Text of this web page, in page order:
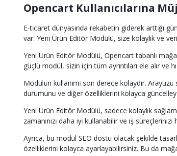
Opencart Kullanıcılarına
E-ticaret dünyasında rekabetin giderek arttığı
var: Yeni Ürün Editör Modülü, size kolaylık ve
Yeni Ürün Editör Modülü, Opencart tabanlı
güçlü modül, sizin için tüm ayrıntıları ele alır ve
Modülün kullanımı son derece kolaydır.
durumunu ve diğer özelliklerini kolayca
Yeni Ürün Editör Modülü, sadece kolaylık
zamanınızı daha iyi kullanabilir ve iş süreçlerinizi
Ayrıca, bu modül SEO dostu olacak şekilde
özelliklerini kolayca ayarlayabilirsiniz. Bu da